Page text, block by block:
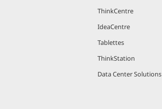
ThinkCentre
IdeaCentre
Tablettes
ThinkStation
Data Center Solutions